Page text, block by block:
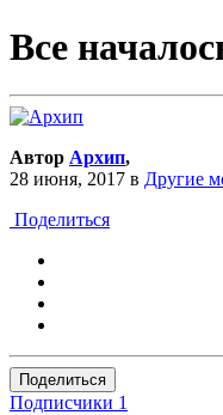
Все
Автор Архип,
28 июня, 2017 в Другие
Поделиться
Поделиться
Подписчики 1